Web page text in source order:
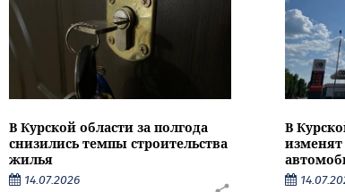
В Курской области за полгода
снизились темпы строительства
жилья
14.07.2026
В
изменят